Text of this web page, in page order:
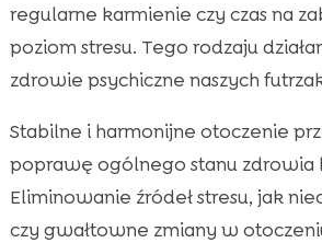
regularne karmienie czy czas na
poziom stresu. Tego rodzaju
zdrowie psychiczne naszych
Stabilne i harmonijne otoczenie
poprawę ogólnego stanu zdrowia
Eliminowanie źródeł stresu, jak
czy gwałtowne zmiany w